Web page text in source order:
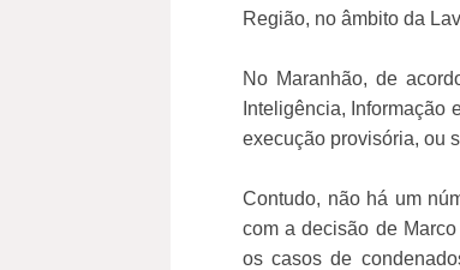
Região, no âmbito da
No Maranhão, de
Inteligência, Informação
execução provisória, ou
Contudo, não há um
com a decisão de
os casos de